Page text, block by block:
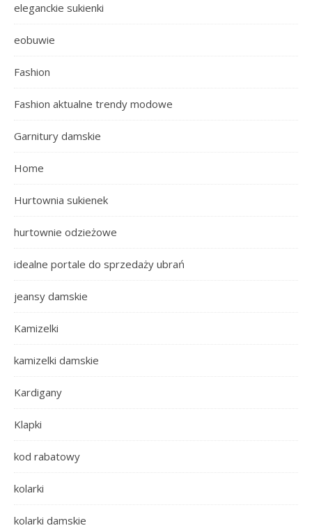
eleganckie sukienki
eobuwie
Fashion
Fashion aktualne trendy modowe
Garnitury damskie
Home
Hurtownia sukienek
hurtownie odzieżowe
idealne portale do sprzedaży ubrań
jeansy damskie
Kamizelki
kamizelki damskie
Kardigany
Klapki
kod rabatowy
kolarki
kolarki damskie